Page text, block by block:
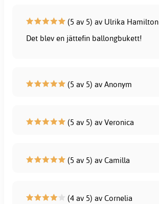
(5 av 5) av Ulrika Hamilton
Det blev en jättefin ballongbukett!
(5 av 5) av Anonym
(5 av 5) av Veronica
(5 av 5) av Camilla
(4 av 5) av Cornelia